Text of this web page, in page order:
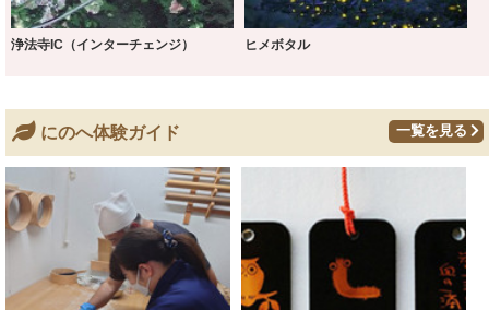
浄法寺IC（インターチェンジ） ヒメボタル
にのへ体験ガイド 一覧を見る